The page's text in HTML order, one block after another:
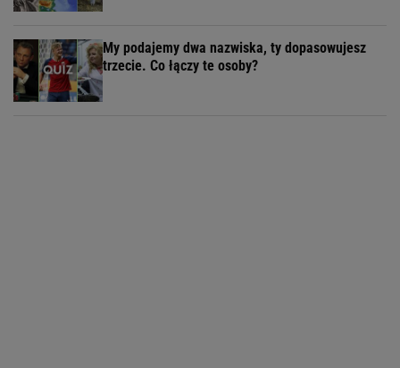
My podajemy dwa nazwiska, ty dopasowujesz
trzecie. Co łączy te osoby?